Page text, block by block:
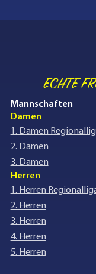
ECHTE
Mannschaften
Damen
1. Damen
2. Damen
3. Damen
Herren
1. Herren
2. Herren
3. Herren
4. Herren
5. Herren